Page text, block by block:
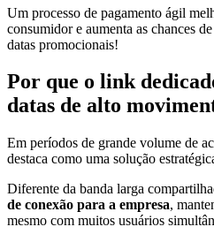
Um processo de pagamento ágil
consumidor e aumenta as chances
datas promocionais!
Por que o link
datas de alto
Em períodos de grande volume de
destaca como uma solução
Diferente da banda larga
de conexão para a empresa,
mesmo com muitos usuários